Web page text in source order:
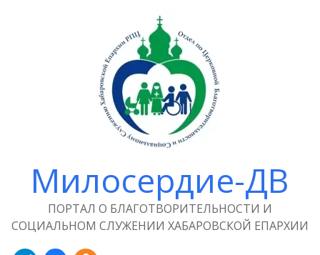
Милосердие-ДВ
ПОРТАЛ О БЛАГОТВОРИТЕЛЬНОСТИ И
СОЦИАЛЬНОМ СЛУЖЕНИИ ХАБАРОВСКОЙ ЕПАРХИИ